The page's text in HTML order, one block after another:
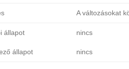
A változásokat
állapot nincs
állapot nincs